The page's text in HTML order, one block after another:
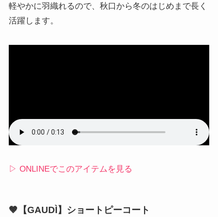
軽やかに羽織れるので、秋口から冬のはじめまで長く
活躍します。
▷ ONLINEでこのアイテムを見る
🤎【GAUDÌ】ショートピーコート